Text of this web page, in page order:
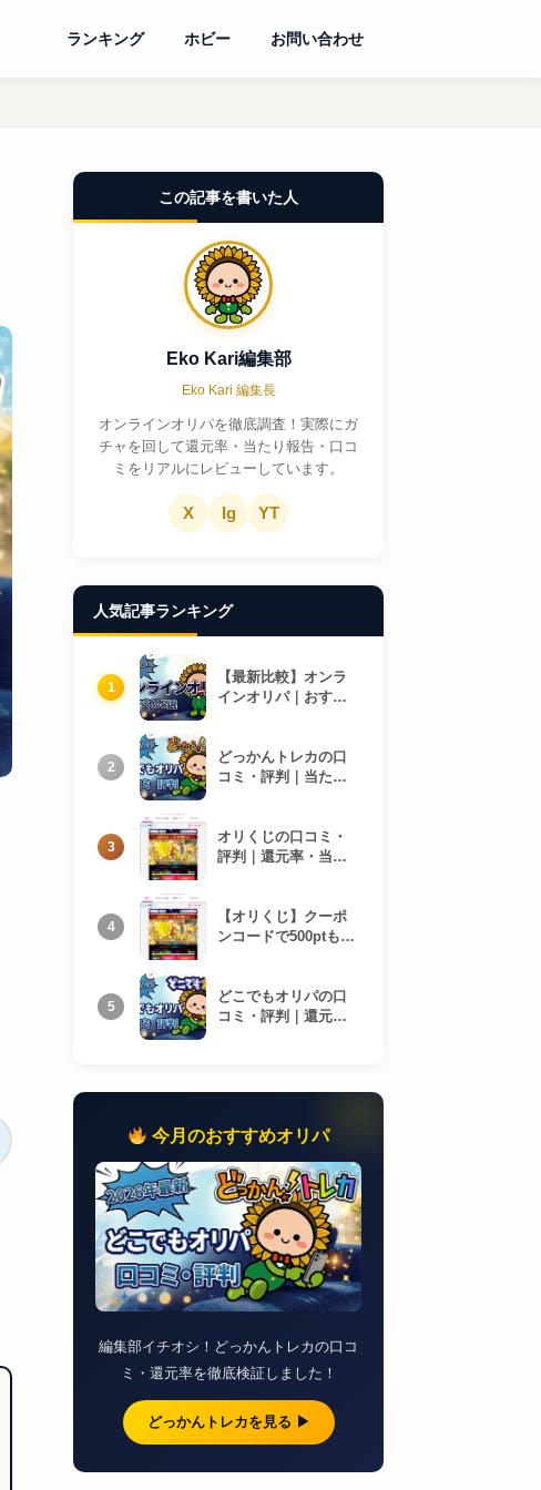
ランキング ホビー お問い合わせ
この記事を書いた人
Eko Kari編集部
Eko Kari 編集長
オンラインオリパを徹底調査！実際にガ
チャを回して還元率・当たり報告・口コ
ミをリアルにレビューしています。
X Ig YT
人気記事ランキング
1
【最新比較】オンラ
インオリパ｜おすす
2
どっかんトレカの口
コミ・評判｜当たり
3
オリくじの口コミ・
評判｜還元率・当た
4
【オリくじ】クーポ
ンコードで500ptもら
5
どこでもオリパの口
コミ・評判｜還元率
今月のおすすめオリパ
編集部イチオシ！どっかんトレカの口コ
ミ・還元率を徹底検証しました！
どっかんトレカを見る ▶